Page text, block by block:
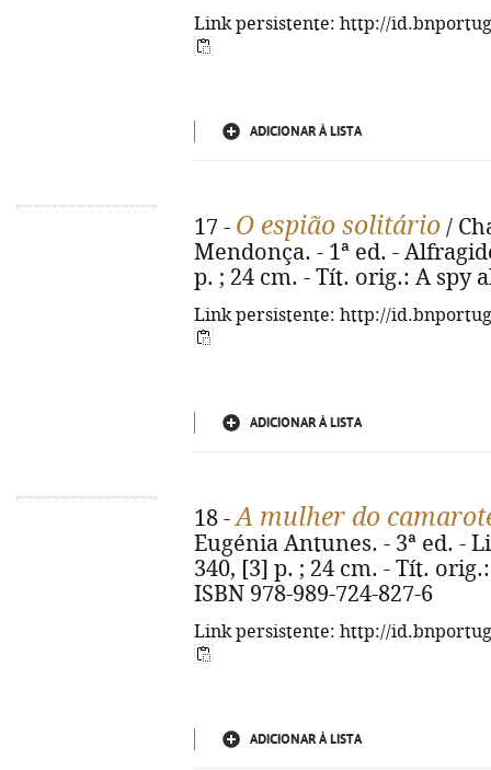
Link persistente: http://
ADICIONAR À LISTA
17 - O espião solitário /
Mendonça. - 1ª ed. -
p. ; 24 cm. - Tít. orig.: A spy
Link persistente: http://
ADICIONAR À LISTA
18 -A mulher do
Eugénia Antunes. - 3ª ed. -
340, [3] p. ; 24 cm. - Tít.
ISBN 978-989-724-827-6
Link persistente: http://
ADICIONAR À LISTA